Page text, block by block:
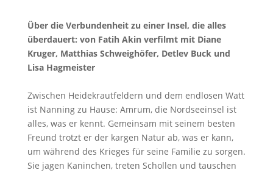
Über die Verbundenheit zu einer Insel, die alles
überdauert: von Fatih Akin verfilmt mit Diane
Kruger, Matthias Schweighöfer, Detlev Buck und
Lisa Hagmeister
Zwischen Heidekrautfeldern und dem endlosen Watt
ist Nanning zu Hause: Amrum, die Nordseeinsel ist
alles, was er kennt. Gemeinsam mit seinem besten
Freund trotzt er der kargen Natur ab, was er kann,
um während des Krieges für seine Familie zu sorgen.
Sie jagen Kaninchen, treten Schollen und tauschen